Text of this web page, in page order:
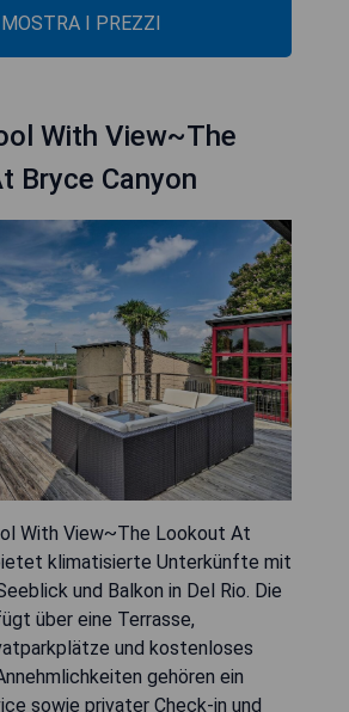
MOSTRA I PREZZI
With View~The
Bryce Canyon
With View~The Lookout At
klimatisierte Unterkünfte mit
und Balkon in Del Rio. Die
über eine Terrasse,
und kostenloses
gehören ein
sowie privater Check-in und